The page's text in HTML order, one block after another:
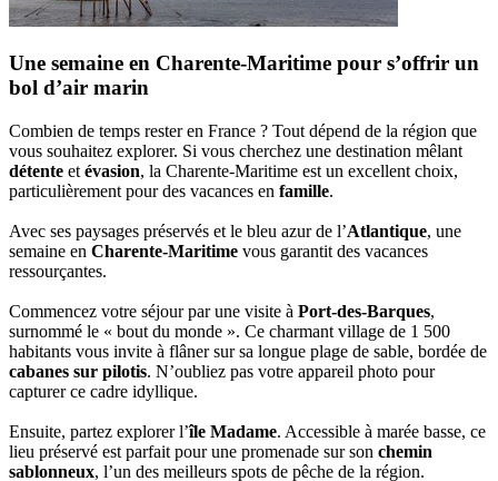
Une semaine en Charente-Maritime pour s’offrir un
bol d’air marin
Combien de temps rester en France ? Tout dépend de la région que
vous souhaitez explorer. Si vous cherchez une destination mêlant
détente et évasion, la Charente-Maritime est un excellent choix,
particulièrement pour des vacances en famille.
Avec ses paysages préservés et le bleu azur de l’Atlantique, une
semaine en Charente-Maritime vous garantit des vacances
ressourçantes.
Commencez votre séjour par une visite à Port-des-Barques,
surnommé le « bout du monde ». Ce charmant village de 1 500
habitants vous invite à flâner sur sa longue plage de sable, bordée de
cabanes sur pilotis. N’oubliez pas votre appareil photo pour
capturer ce cadre idyllique.
Ensuite, partez explorer l’île Madame. Accessible à marée basse, ce
lieu préservé est parfait pour une promenade sur son chemin
sablonneux, l’un des meilleurs spots de pêche de la région.